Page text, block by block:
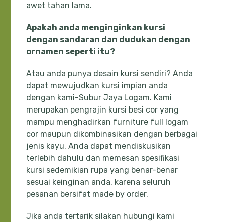
awet tahan lama.
Apakah anda menginginkan kursi
dengan sandaran dan dudukan dengan
ornamen seperti itu?
Atau anda punya desain kursi sendiri? Anda
dapat mewujudkan kursi impian anda
dengan kami-Subur Jaya Logam. Kami
merupakan pengrajin kursi besi cor yang
mampu menghadirkan furniture full logam
cor maupun dikombinasikan dengan berbagai
jenis kayu. Anda dapat mendiskusikan
terlebih dahulu dan memesan spesifikasi
kursi sedemikian rupa yang benar-benar
sesuai keinginan anda, karena seluruh
pesanan bersifat made by order.
Jika anda tertarik silakan hubungi kami